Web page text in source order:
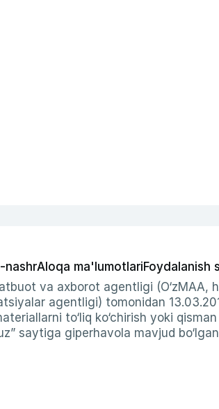
nashrAloqa ma'lumotlariFoydalanish
va axborot agentligi
agentligi) tomonidan
to‘liq ko‘chirish yoki
saytiga giperhavola mavjud